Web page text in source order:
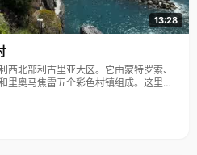
13:28
北部利古里亚大区。它由蒙特罗索、
里奥马焦雷五个彩色村镇组成。这里依
为世界文化遗产。